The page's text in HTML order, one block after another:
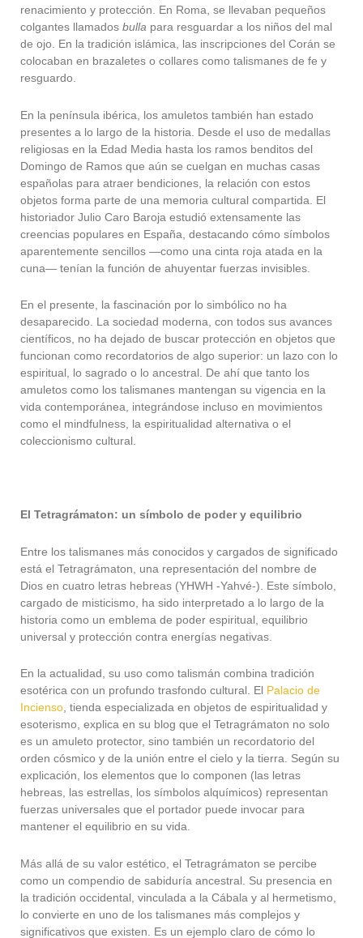
renacimiento y protección. En Roma, se llevaban pequeños
colgantes llamadosbulla para resguardar a los niños del mal
de ojo. En la tradición islámica, las inscripciones del Corán se
colocaban en brazaletes o collares como talismanes de fe y
resguardo.
En la península ibérica, los amuletos también han estado
presentes a lo largo de la historia. Desde el uso de medallas
religiosas en la Edad Media hasta los ramos benditos del
Domingo de Ramos que aún se cuelgan en muchas casas
españolas para atraer bendiciones, la relación con estos
objetos forma parte de una memoria cultural compartida. El
historiador Julio Caro Baroja estudió extensamente las
creencias populares en España, destacando cómo símbolos
aparentemente sencillos —como una cinta roja atada en la
cuna— tenían la función de ahuyentar fuerzas invisibles.
En el presente, la fascinación por lo simbólico no ha
desaparecido. La sociedad moderna, con todos sus avances
científicos, no ha dejado de buscar protección en objetos que
funcionan como recordatorios de algo superior: un lazo con lo
espiritual, lo sagrado o lo ancestral. De ahí que tanto los
amuletos como los talismanes mantengan su vigencia en la
vida contemporánea, integrándose incluso en movimientos
como el mindfulness, la espiritualidad alternativa o el
coleccionismo cultural.
El Tetragrámaton: un símbolo de poder y equilibrio
Entre los talismanes más conocidos y cargados de significado
está el Tetragrámaton, una representación del nombre de
Dios en cuatro letras hebreas (YHWH -Yahvé-). Este símbolo,
cargado de misticismo, ha sido interpretado a lo largo de la
historia como un emblema de poder espiritual, equilibrio
universal y protección contra energías negativas.
En la actualidad, su uso como talismán combina tradición
esotérica con un profundo trasfondo cultural. El Palacio de
Incienso, tienda especializada en objetos de espiritualidad y
esoterismo, explica en su blog que el Tetragrámaton no solo
es un amuleto protector, sino también un recordatorio del
orden cósmico y de la unión entre el cielo y la tierra. Según su
explicación, los elementos que lo componen (las letras
hebreas, las estrellas, los símbolos alquímicos) representan
fuerzas universales que el portador puede invocar para
mantener el equilibrio en su vida.
Más allá de su valor estético, el Tetragrámaton se percibe
como un compendio de sabiduría ancestral. Su presencia en
la tradición occidental, vinculada a la Cábala y al hermetismo,
lo convierte en uno de los talismanes más complejos y
significativos que existen. Es un ejemplo claro de cómo lo